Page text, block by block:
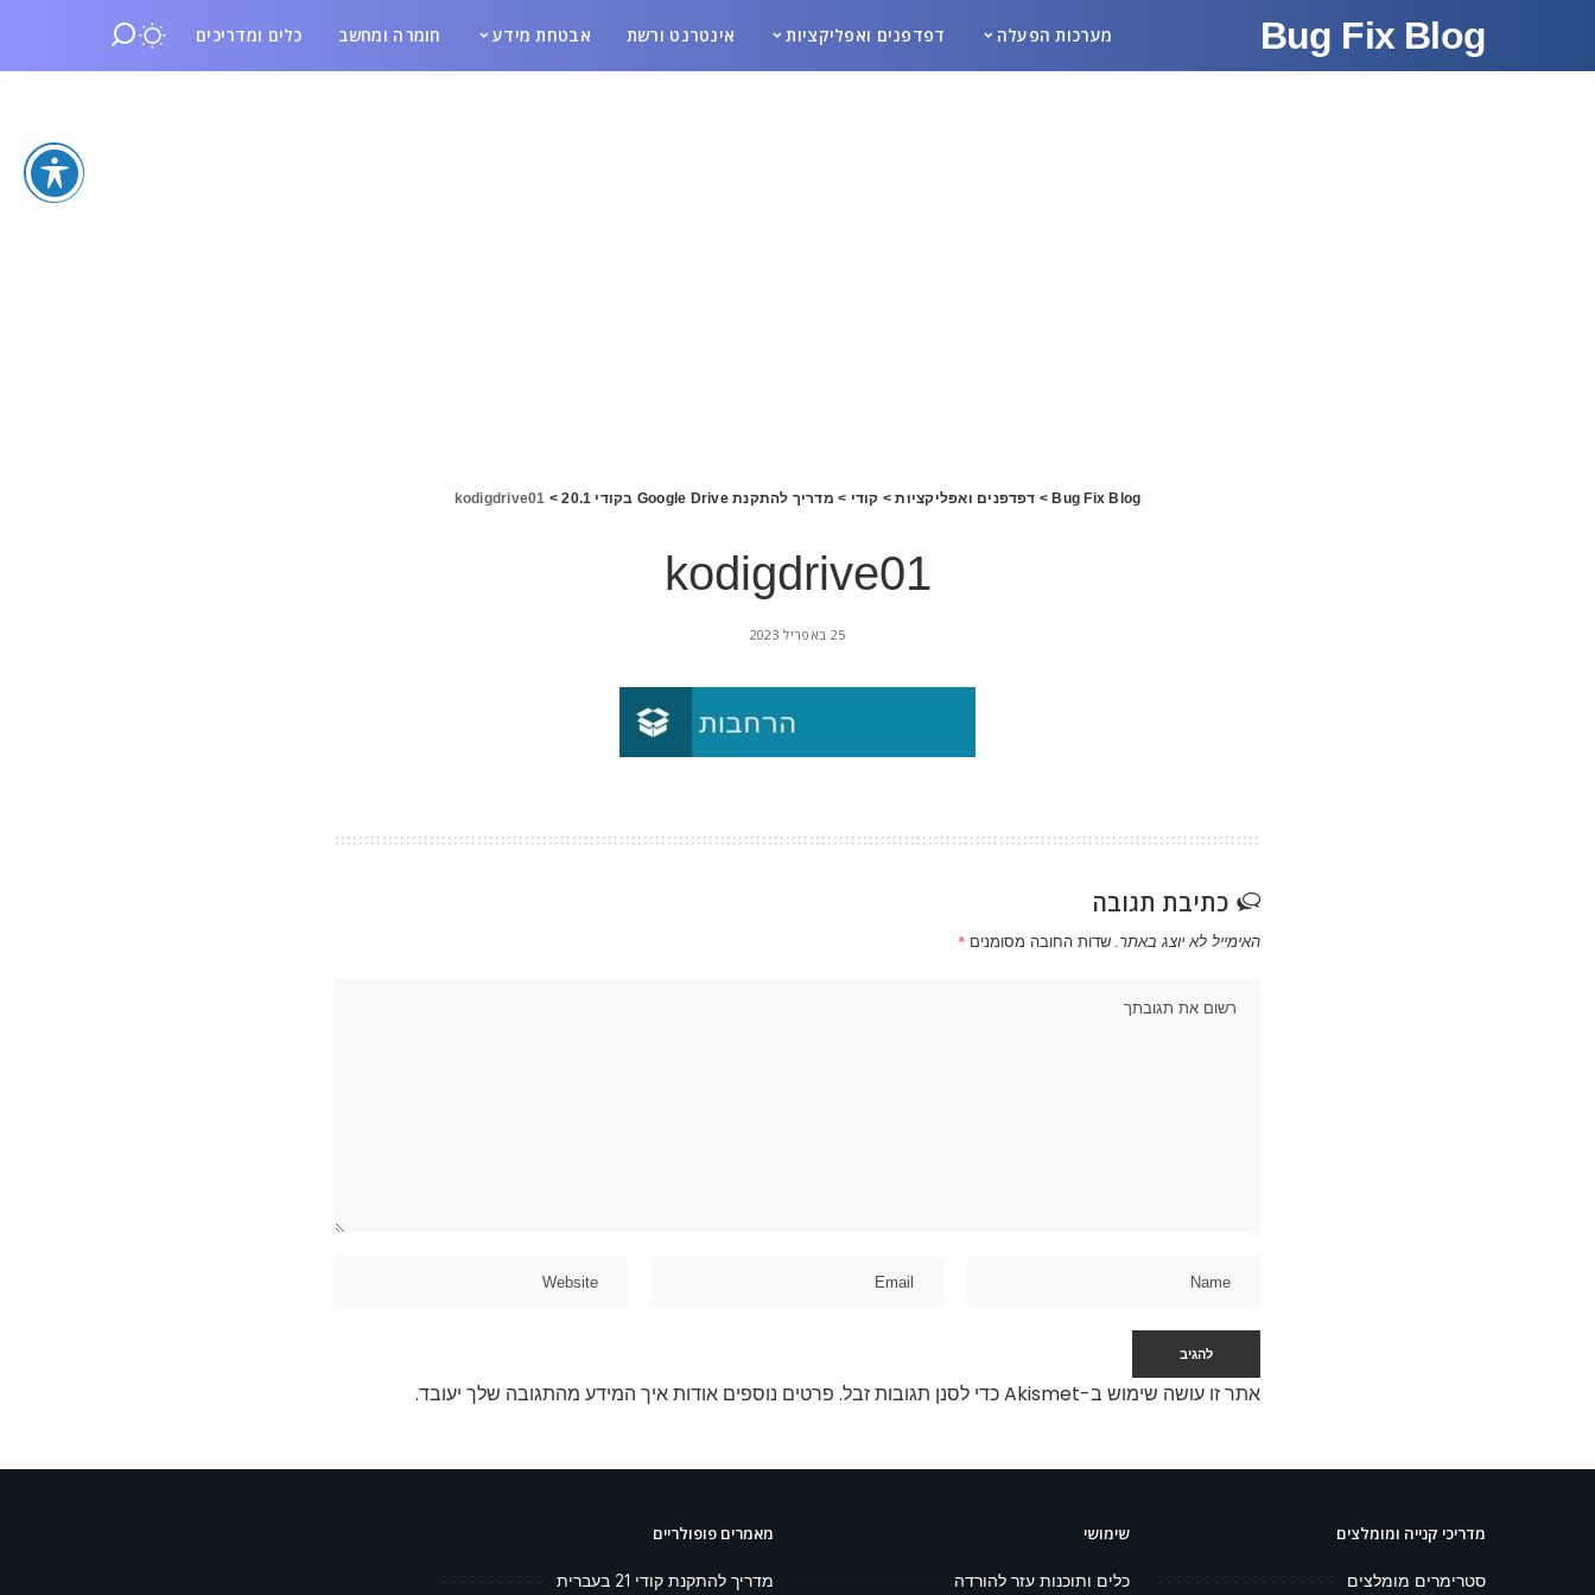
Bug Fix Blog מערכות הפעלה דפדפנים ואפליקציות אינטרנט ורשת אבטחת מידע חומרה ומחשב כלים ומדריכים
Bug Fix Blog
> דפדפנים ואפליקציות> קודי > מדריך להתקנת Google Drive בקודי 20.1 >
kodigdrive01
kodigdrive01
25 באפריל 2023
כתיבת תגובה
האימייל לא יוצג באתר. שדות החובה מסומנים *
אתר זו עושה שימוש ב-Akismet כדי לסנן תגובות זבל. פרטים נוספים אודות איך המידע מהתגובה שלך יעובד.
מדריכי קנייה ומומלצים
סטרימרים מומלצים
שימושי
כלים ותוכנות עזר להורדה
מאמרים פופולריים
מדריך להתקנת קודי 21 בעברית